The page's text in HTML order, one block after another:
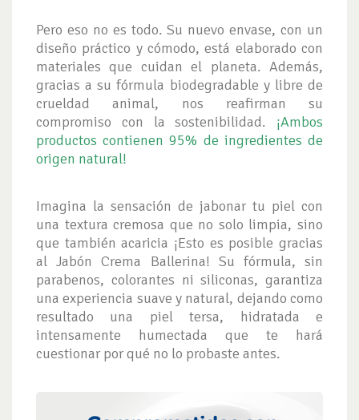
Pero eso no es todo. Su nuevo envase, con un
diseño práctico y cómodo, está elaborado con
materiales que cuidan el planeta. Además,
gracias a su fórmula biodegradable y libre de
crueldad animal, nos reafirman su
compromiso con la sostenibilidad. ¡Ambos
productos contienen 95% de ingredientes de
origen natural!
Imagina la sensación de jabonar tu piel con
una textura cremosa que no solo limpia, sino
que también acaricia ¡Esto es posible gracias
al Jabón Crema Ballerina! Su fórmula, sin
parabenos, colorantes ni siliconas, garantiza
una experiencia suave y natural, dejando como
resultado una piel tersa, hidratada e
intensamente humectada que te hará
cuestionar por qué no lo probaste antes.